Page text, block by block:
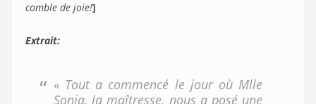
comble de joie!]
Extrait:
« Tout a commencé le jour où Mlle
Sonia, la maîtresse, nous a posé une